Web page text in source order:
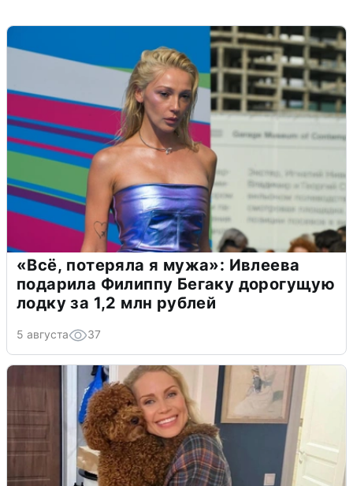
«Всё, потеряла я мужа»: Ивлеева
подарила Филиппу Бегаку дорогущую
лодку за 1,2 млн рублей
5 августа 37